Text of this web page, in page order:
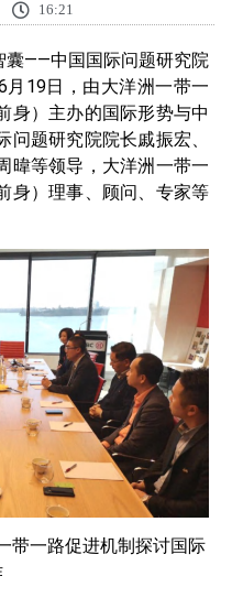
16:21
囊——中国国际问题研究院
月19日，由大洋洲一带一
身）主办的国际形势与中
题研究院院长戚振宏、
暐等领导，大洋洲一带一
身）理事、顾问、专家等
带一路促进机制探讨国际